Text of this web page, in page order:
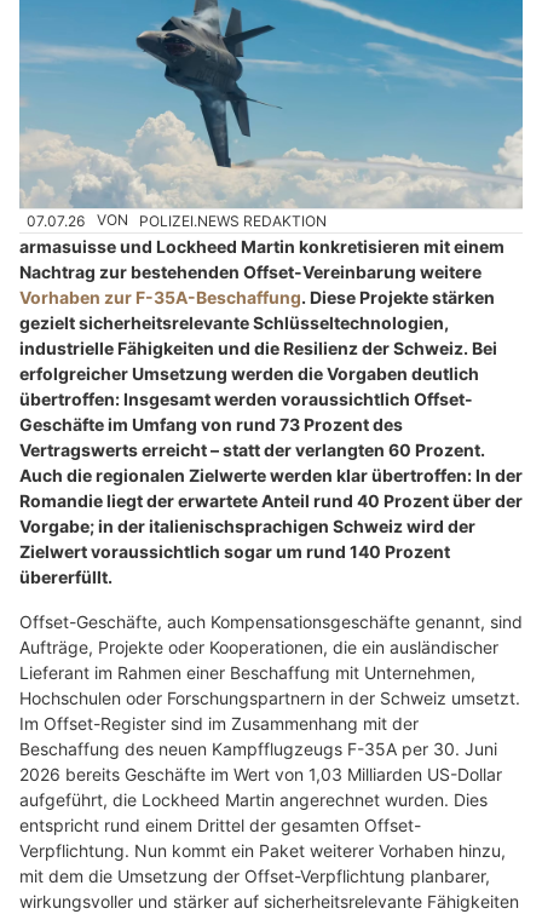
07.07.26 VON POLIZEI.NEWS REDAKTION
armasuisse und Lockheed Martin konkretisieren mit einem
Nachtrag zur bestehenden Offset-Vereinbarung weitere
Vorhaben zur F-35A-Beschaffung. Diese Projekte stärken
gezielt sicherheitsrelevante Schlüsseltechnologien,
industrielle Fähigkeiten und die Resilienz der Schweiz. Bei
erfolgreicher Umsetzung werden die Vorgaben deutlich
übertroffen: Insgesamt werden voraussichtlich Offset-
Geschäfte im Umfang von rund 73 Prozent des
Vertragswerts erreicht – statt der verlangten 60 Prozent.
Auch die regionalen Zielwerte werden klar übertroffen: In der
Romandie liegt der erwartete Anteil rund 40 Prozent über der
Vorgabe; in der italienischsprachigen Schweiz wird der
Zielwert voraussichtlich sogar um rund 140 Prozent
übererfüllt.
Offset-Geschäfte, auch Kompensationsgeschäfte genannt, sind
Aufträge, Projekte oder Kooperationen, die ein ausländischer
Lieferant im Rahmen einer Beschaffung mit Unternehmen,
Hochschulen oder Forschungspartnern in der Schweiz umsetzt.
Im Offset-Register sind im Zusammenhang mit der
Beschaffung des neuen Kampfflugzeugs F-35A per 30. Juni
2026 bereits Geschäfte im Wert von 1,03 Milliarden US-Dollar
aufgeführt, die Lockheed Martin angerechnet wurden. Dies
entspricht rund einem Drittel der gesamten Offset-
Verpflichtung. Nun kommt ein Paket weiterer Vorhaben hinzu,
mit dem die Umsetzung der Offset-Verpflichtung planbarer,
wirkungsvoller und stärker auf sicherheitsrelevante Fähigkeiten